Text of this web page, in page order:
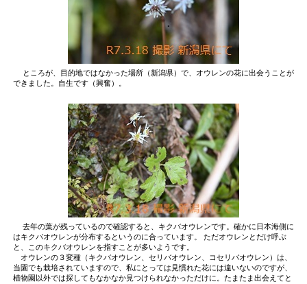
ところが、目的地ではなかった場所（新潟県）で、オウレンの花に出会うことが
できました。自生です（興奮）。
去年の葉が残っているので確認すると、キクバオウレンです。確かに日本海側に
はキクバオウレンが分布するというのに合っています。 ただオウレンとだけ呼ぶ
と、このキクバオウレンを指すことが多いようです。
オウレンの３変種（キクバオウレン、セリバオウレン、コセリバオウレン）は、
当園でも栽培されていますので、私にとっては見慣れた花には違いないのですが、
植物園以外では探してもなかなか見つけられなかっただけに。たまたま出会えてと